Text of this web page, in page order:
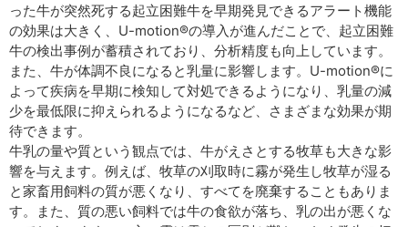
った牛が突然死する起立困難牛を早期発見できるアラート機能
の効果は大きく、U-motion®の導入が進んだことで、起立困難
牛の検出事例が蓄積されており、分析精度も向上しています。
また、牛が体調不良になると乳量に影響します。U-motion®に
よって疾病を早期に検知して対処できるようになり、乳量の減
少を最低限に抑えられるようになるなど、さまざまな効果が期
待できます。
牛乳の量や質という観点では、牛がえさとする牧草も大きな影
響を与えます。例えば、牧草の刈取時に霧が発生し牧草が湿る
と家畜用飼料の質が悪くなり、すべてを廃棄することもありま
す。また、質の悪い飼料では牛の食欲が落ち、乳の出が悪くな